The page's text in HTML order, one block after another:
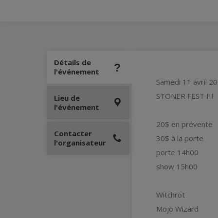
Détails de
l'événement
Samedi 11 avril
STONER FEST III
20$ en prévente
30$ à la porte
porte 14h00
show 15h00
Witchrot
Mojo Wizard
Lieu de
l'événement
Contacter
l'organisateur